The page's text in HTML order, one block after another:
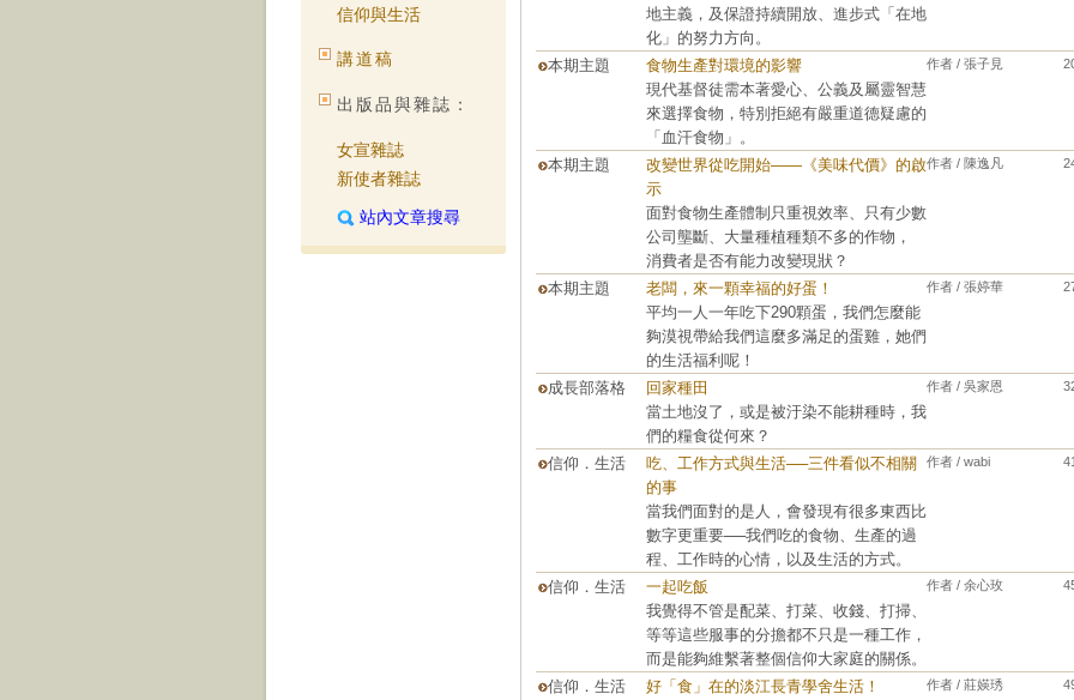
信仰與生活
講道稿
出版品與雜誌：
女宣雜誌
新使者雜誌
站內文章搜尋
地主義，及保證持續開放、進步式「在地
化」的努力方向。
本期主題
食物生產對環境的影響
現代基督徒需本著愛心、公義及屬靈智慧
來選擇食物，特別拒絕有嚴重道德疑慮的
「血汗食物」。
作者 / 張子見
本期主題
改變世界從吃開始——《美味代價》的啟
示
面對食物生產體制只重視效率、只有少數
公司壟斷、大量種植種類不多的作物，
消費者是否有能力改變現狀？
作者 / 陳逸凡
本期主題
老闆，來一顆幸福的好蛋！
平均一人一年吃下290顆蛋，我們怎麼能
夠漠視帶給我們這麼多滿足的蛋雞，她們
的生活福利呢！
作者 / 張婷華
成長部落格
回家種田
當土地沒了，或是被汙染不能耕種時，我
們的糧食從何來？
作者 / 吳家恩
信仰．生活
吃、工作方式與生活──三件看似不相關
的事
當我們面對的是人，會發現有很多東西比
數字更重要──我們吃的食物、生產的過
程、工作時的心情，以及生活的方式。
作者 / wabi
信仰．生活
一起吃飯
我覺得不管是配菜、打菜、收錢、打掃、
等等這些服事的分擔都不只是一種工作，
而是能夠維繫著整個信仰大家庭的關係。
作者 / 余心玫
信仰．生活
好「食」在的淡江長青學舍生活！
作者 / 莊媖琇